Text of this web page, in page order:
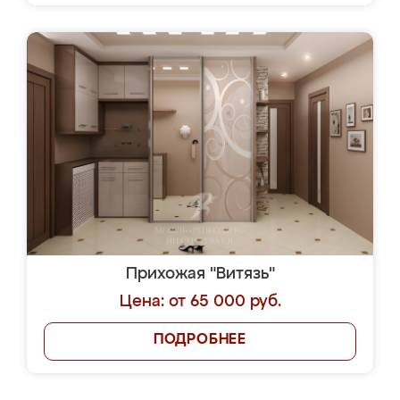
Прихожая "Витязь"
Цена: от 65 000 руб.
ПОДРОБНЕЕ